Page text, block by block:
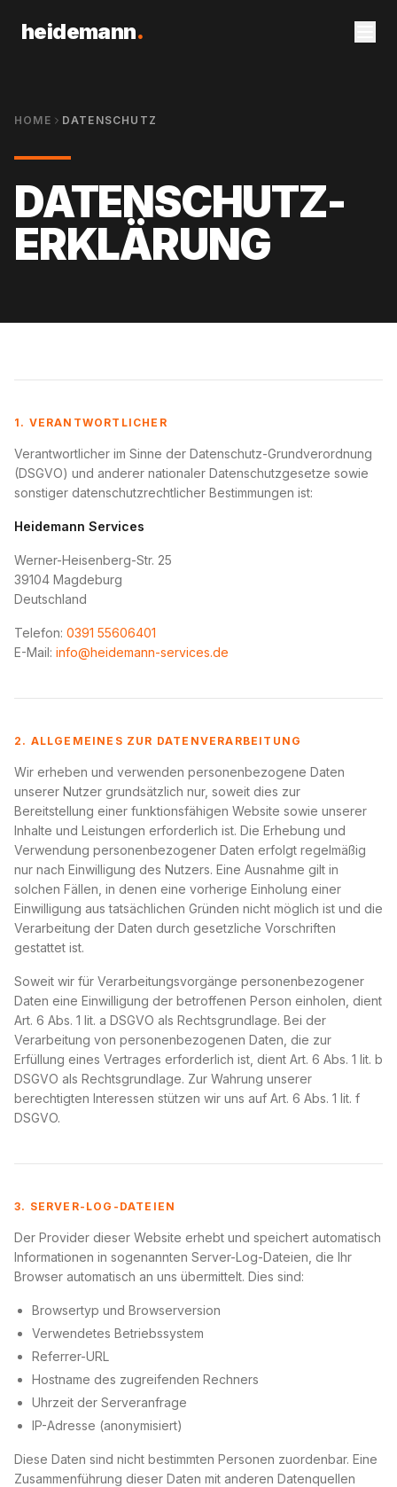
heidemann.
HOME DATENSCHUTZ
DATENSCHUTZ­
ERKLÄRUNG
1. VERANTWORTLICHER
Verantwortlicher im Sinne der Datenschutz-Grundverordnung
(DSGVO) und anderer nationaler Datenschutzgesetze sowie
sonstiger datenschutzrechtlicher Bestimmungen ist:
Heidemann Services
Werner-Heisenberg-Str. 25
39104 Magdeburg
Deutschland
Telefon: 0391 55606401
E-Mail: info@heidemann-services.de
2. ALLGEMEINES ZUR DATENVERARBEITUNG
Wir erheben und verwenden personenbezogene Daten
unserer Nutzer grundsätzlich nur, soweit dies zur
Bereitstellung einer funktionsfähigen Website sowie unserer
Inhalte und Leistungen erforderlich ist. Die Erhebung und
Verwendung personenbezogener Daten erfolgt regelmäßig
nur nach Einwilligung des Nutzers. Eine Ausnahme gilt in
solchen Fällen, in denen eine vorherige Einholung einer
Einwilligung aus tatsächlichen Gründen nicht möglich ist und die
Verarbeitung der Daten durch gesetzliche Vorschriften
gestattet ist.
Soweit wir für Verarbeitungsvorgänge personenbezogener
Daten eine Einwilligung der betroffenen Person einholen, dient
Art. 6 Abs. 1 lit. a DSGVO als Rechtsgrundlage. Bei der
Verarbeitung von personenbezogenen Daten, die zur
Erfüllung eines Vertrages erforderlich ist, dient Art. 6 Abs. 1 lit. b
DSGVO als Rechtsgrundlage. Zur Wahrung unserer
berechtigten Interessen stützen wir uns auf Art. 6 Abs. 1 lit. f
DSGVO.
3. SERVER-LOG-DATEIEN
Der Provider dieser Website erhebt und speichert automatisch
Informationen in sogenannten Server-Log-Dateien, die Ihr
Browser automatisch an uns übermittelt. Dies sind:
Browsertyp und Browserversion
Verwendetes Betriebssystem
Referrer-URL
Hostname des zugreifenden Rechners
Uhrzeit der Serveranfrage
IP-Adresse (anonymisiert)
Diese Daten sind nicht bestimmten Personen zuordenbar. Eine
Zusammenführung dieser Daten mit anderen Datenquellen